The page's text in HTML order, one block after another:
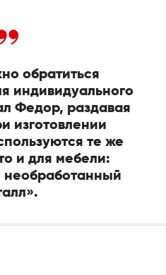
обратиться
индивидуального
Федор, раздавая
изготовлении
те же
и для мебели:
необработанный